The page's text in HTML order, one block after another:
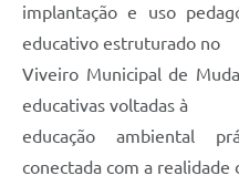
implantação e uso
educativo estruturado no
Viveiro Municipal de
educativas voltadas à
educação ambiental
conectada com a realidade